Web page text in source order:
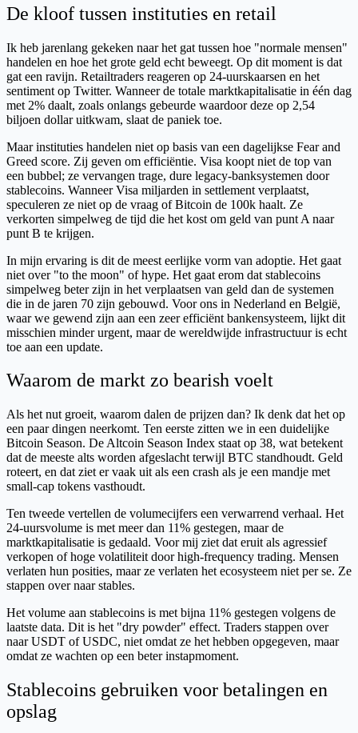
De kloof tussen instituties en retail
Ik heb jarenlang gekeken naar het gat tussen hoe "normale mensen"
handelen en hoe het grote geld echt beweegt. Op dit moment is dat
gat een ravijn. Retailtraders reageren op 24-uurskaarsen en het
sentiment op Twitter. Wanneer de totale marktkapitalisatie in één dag
met 2% daalt, zoals onlangs gebeurde waardoor deze op 2,54
biljoen dollar uitkwam, slaat de paniek toe.
Maar instituties handelen niet op basis van een dagelijkse Fear and
Greed score. Zij geven om efficiëntie. Visa koopt niet de top van
een bubbel; ze vervangen trage, dure legacy-banksystemen door
stablecoins. Wanneer Visa miljarden in settlement verplaatst,
speculeren ze niet op de vraag of Bitcoin de 100k haalt. Ze
verkorten simpelweg de tijd die het kost om geld van punt A naar
punt B te krijgen.
In mijn ervaring is dit de meest eerlijke vorm van adoptie. Het gaat
niet over "to the moon" of hype. Het gaat erom dat stablecoins
simpelweg beter zijn in het verplaatsen van geld dan de systemen
die in de jaren 70 zijn gebouwd. Voor ons in Nederland en België,
waar we gewend zijn aan een zeer efficiënt bankensysteem, lijkt dit
misschien minder urgent, maar de wereldwijde infrastructuur is echt
toe aan een update.
Waarom de markt zo bearish voelt
Als het nut groeit, waarom dalen de prijzen dan? Ik denk dat het op
een paar dingen neerkomt. Ten eerste zitten we in een duidelijke
Bitcoin Season. De Altcoin Season Index staat op 38, wat betekent
dat de meeste alts worden afgeslacht terwijl BTC standhoudt. Geld
roteert, en dat ziet er vaak uit als een crash als je een mandje met
small-cap tokens vasthoudt.
Ten tweede vertellen de volumecijfers een verwarrend verhaal. Het
24-uursvolume is met meer dan 11% gestegen, maar de
marktkapitalisatie is gedaald. Voor mij ziet dat eruit als agressief
verkopen of hoge volatiliteit door high-frequency trading. Mensen
verlaten hun posities, maar ze verlaten het ecosysteem niet per se. Ze
stappen over naar stables.
Het volume aan stablecoins is met bijna 11% gestegen volgens de
laatste data. Dit is het "dry powder" effect. Traders stappen over
naar USDT of USDC, niet omdat ze het hebben opgegeven, maar
omdat ze wachten op een beter instapmoment.
Stablecoins gebruiken voor betalingen en
opslag